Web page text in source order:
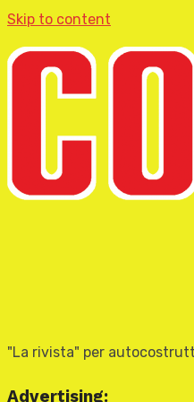
Skip to content
"La rivista" per
Advertising: